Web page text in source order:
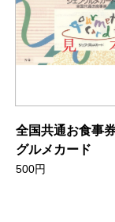
全国共通お食事
グルメカード
500円